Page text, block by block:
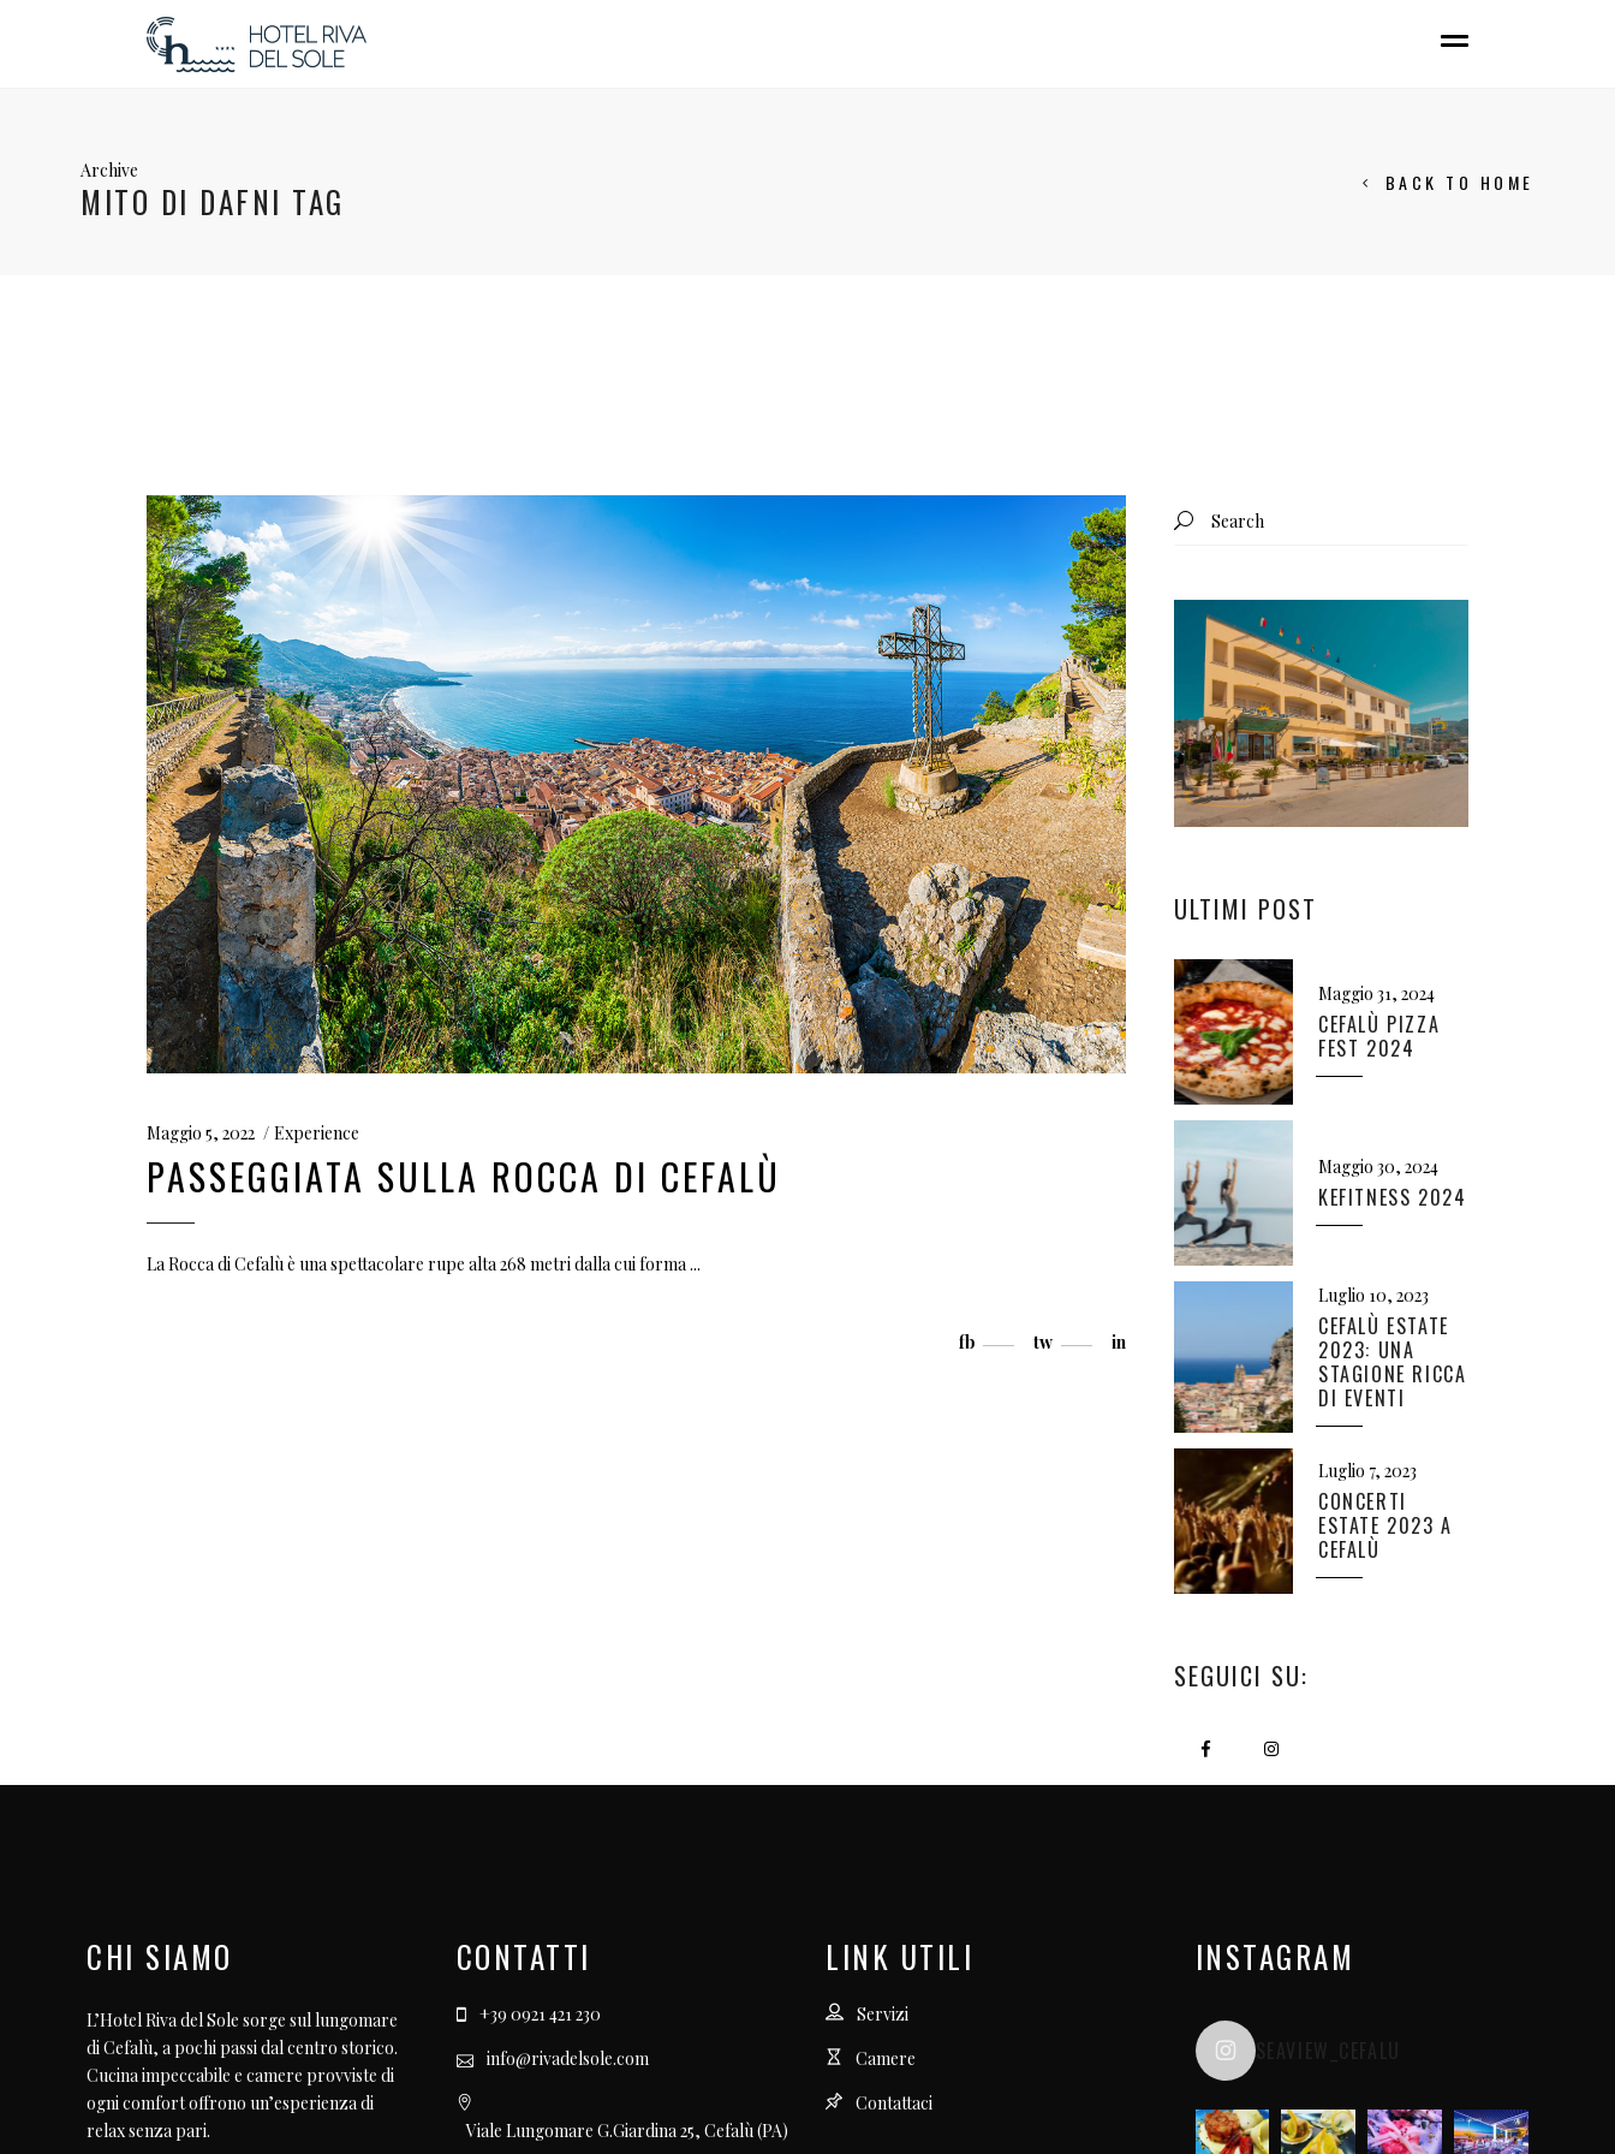
Archive
MITO DI DAFNI TAG BACK TO HOME
Maggio 5, 2022 Experience
PASSEGGIATA SULLA ROCCA DI CEFALÙ
La Rocca di Cefalù è una spettacolare rupe alta 268 metri dalla cui forma
fb tw in
Search
for:
ULTIMI POST
Maggio 31, 2024
CEFALÙ PIZZA
FEST 2024
Maggio 30, 2024
KEFITNESS 2024
Luglio 10, 2023
CEFALÙ ESTATE
2023: UNA
STAGIONE RICCA
DI EVENTI
Luglio 7, 2023
CONCERTI
ESTATE 2023 A
CEFALÙ
SEGUICI SU:
CHI SIAMO
L’Hotel Riva del Sole sorge sul lungomare
di Cefalù, a pochi passi dal centro storico.
Cucina impeccabile e camere provviste di
ogni comfort offrono un’esperienza di
relax senza pari.
CONTATTI
+39 0921 421 230
info@rivadelsole.com
Viale Lungomare G.Giardina 25, Cefalù (PA)
LINK UTILI
Servizi
Camere
Contattaci
INSTAGRAM
SEAVIEW_CEFALU